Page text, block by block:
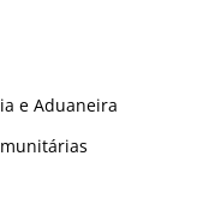
e Aduaneira